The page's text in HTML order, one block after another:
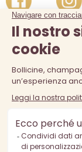
La vendita di